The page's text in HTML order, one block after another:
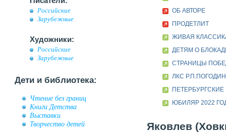
Российские
Зарубежные
Художники:
Российские
Зарубежные
Дети и библиотека:
Чтение без границ
Книги Детства
Выставки
Творчество детей
ОБ АВТОРЕ
ПРОДЕТЛИТ
ЖИВАЯ
ДЕТЯМ О
СТРАНИЦЫ
ЛКС
ЮБИЛЯР 2022
Яковлев